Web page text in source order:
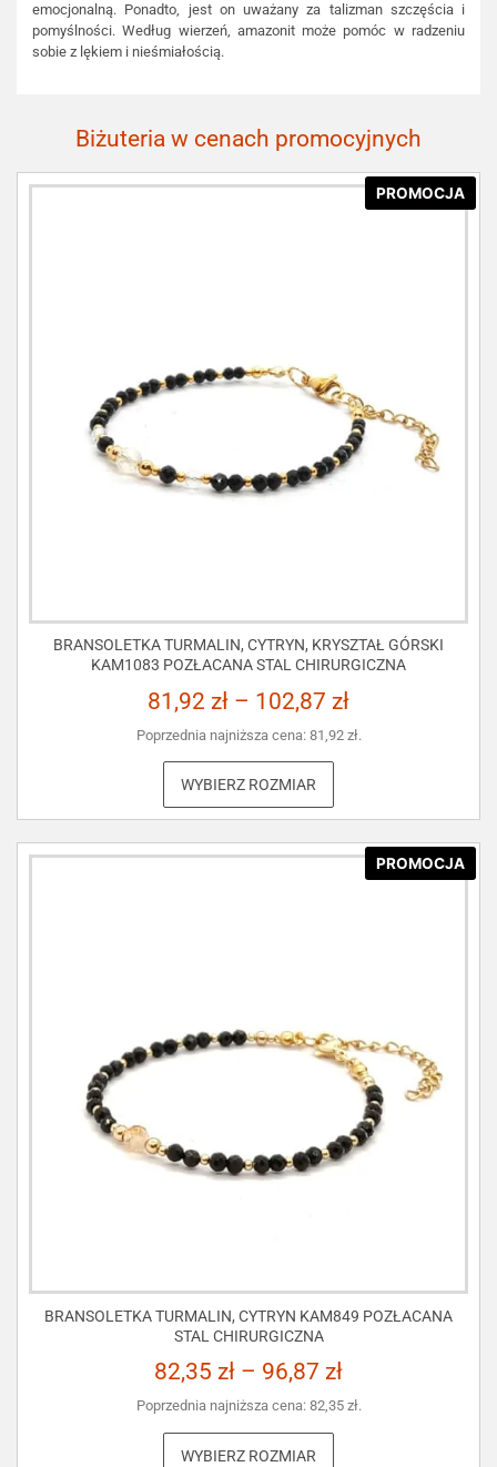
emocjonalną. Ponadto, jest on uważany za talizman szczęścia i
pomyślności. Według wierzeń, amazonit może pomóc w radzeniu
sobie z lękiem i nieśmiałością.
Biżuteria w cenach promocyjnych
PROMOCJA
BRANSOLETKA TURMALIN, CYTRYN, KRYSZTAŁ GÓRSKI
KAM1083 POZŁACANA STAL CHIRURGICZNA
81,92 zł – 102,87 zł
Poprzednia najniższa cena: 81,92 zł.
WYBIERZ ROZMIAR
PROMOCJA
BRANSOLETKA TURMALIN, CYTRYN KAM849 POZŁACANA
STAL CHIRURGICZNA
82,35 zł – 96,87 zł
Poprzednia najniższa cena: 82,35 zł.
WYBIERZ ROZMIAR